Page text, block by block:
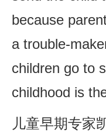
because
a trouble-
children go to
childhood is
儿童早期专家